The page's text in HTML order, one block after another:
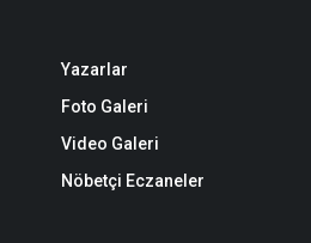
Yazarlar
Foto Galeri
Video Galeri
Nöbetçi Eczaneler